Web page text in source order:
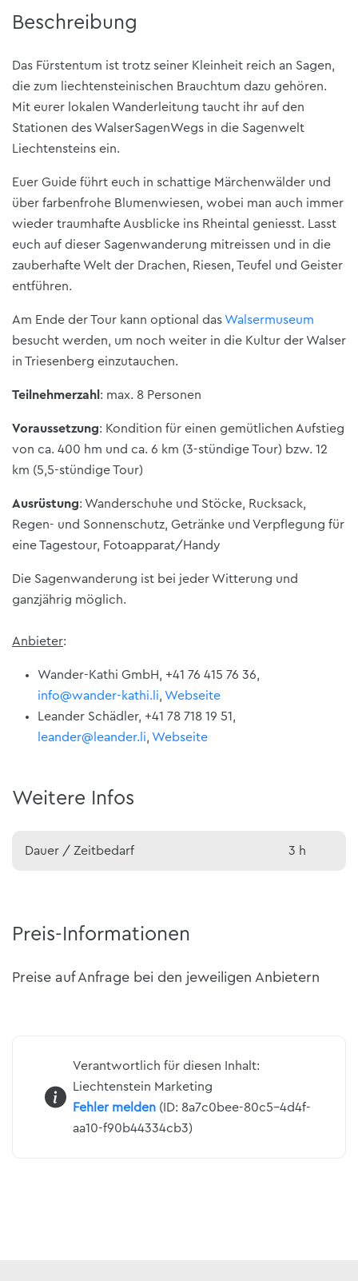
Beschreibung
Das Fürstentum ist trotz seiner Kleinheit reich an Sagen,
die zum liechtensteinischen Brauchtum dazu gehören.
Mit eurer lokalen Wanderleitung taucht ihr auf den
Stationen des WalserSagenWegs in die Sagenwelt
Liechtensteins ein.
Euer Guide führt euch in schattige Märchenwälder und
über farbenfrohe Blumenwiesen, wobei man auch immer
wieder traumhafte Ausblicke ins Rheintal geniesst. Lasst
euch auf dieser Sagenwanderung mitreissen und in die
zauberhafte Welt der Drachen, Riesen, Teufel und Geister
entführen.
Am Ende der Tour kann optional dasWalsermuseum
besucht werden, um noch weiter in die Kultur der Walser
in Triesenberg einzutauchen.
Teilnehmerzahl : max. 8 Personen
Voraussetzung: Kondition für einen gemütlichen Aufstieg
von ca. 400 hm und ca. 6 km (3-stündige Tour) bzw. 12
km (5,5-stündige Tour)
Ausrüstung: Wanderschuhe und Stöcke, Rucksack,
Regen- und Sonnenschutz, Getränke und Verpflegung für
eine Tagestour, Fotoapparat/Handy
Die Sagenwanderung ist bei jeder Witterung und
ganzjährig möglich.
Anbieter:
Wander-Kathi GmbH, +41 76 415 76 36,
info@wander-kathi.li, Webseite
Leander Schädler, +41 78 718 19 51,
leander@leander.li, Webseite
Weitere Infos
Dauer / Zeitbedarf 3 h
Preis-Informationen
Preise auf Anfrage bei den jeweiligen Anbietern
Verantwortlich für diesen Inhalt:
Liechtenstein Marketing
Fehler melden(ID: 8a7c0bee-80c5-4d4f-
aa10-f90b44334cb3)